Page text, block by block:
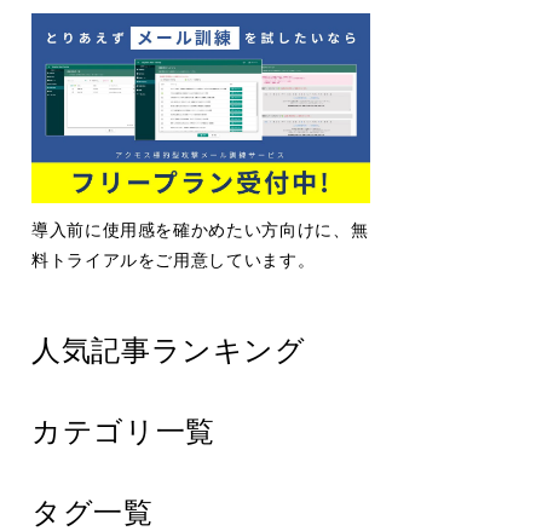
導入前に使用感を確かめたい方向けに、無
料トライアルをご用意しています。
人気記事ランキング
カテゴリ一覧
タグ一覧